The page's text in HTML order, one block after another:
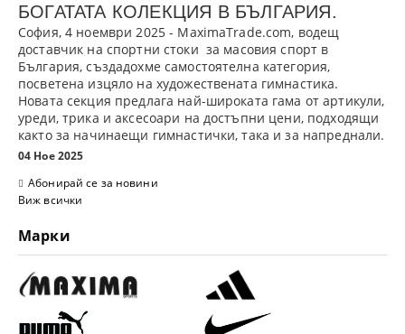
БОГАТАТА КОЛЕКЦИЯ В БЪЛГАРИЯ.
София, 4 ноември 2025- MaximaTrade.com, водещ
доставчик на спортни стоки за масовия спорт в
България, създадохме самостоятелна категория,
посветена изцяло на художествената гимнастика.
Новата секция предлага най-широката гама от артикули,
уреди, трика и аксесоари на достъпни цени, подходящи
както за начинаещи гимнастички, така и за напреднали.
04 Ное 2025
Абонирай се за новини
Виж всички
Марки